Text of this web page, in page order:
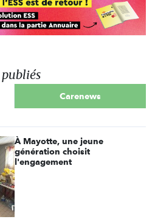
Carenews
À Mayotte, une jeune
génération choisit
l'engagement